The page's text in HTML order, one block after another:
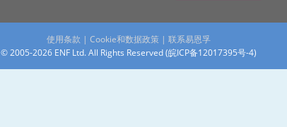
使用条款 | Cookie和数据政策 | 联系易恩孚
© 2005-2026 ENF Ltd. All Rights Reserved (皖ICP备12017395号-4)